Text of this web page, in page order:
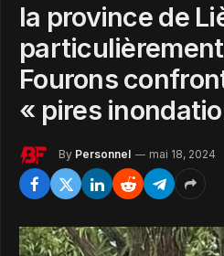
la province de
Fourons
« pires
By Personnel mai 18, 2024